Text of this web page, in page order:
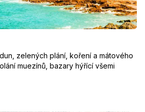
zelených plání, koření a mátového
muezínů, bazary hýřící všemi